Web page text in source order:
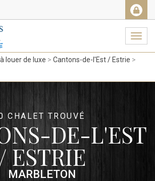
louer de luxe
Cantons-de-l'Est / Estrie
CHALET TROUVÉ
DE-L'EST
/ ESTRIE
MARBLETON